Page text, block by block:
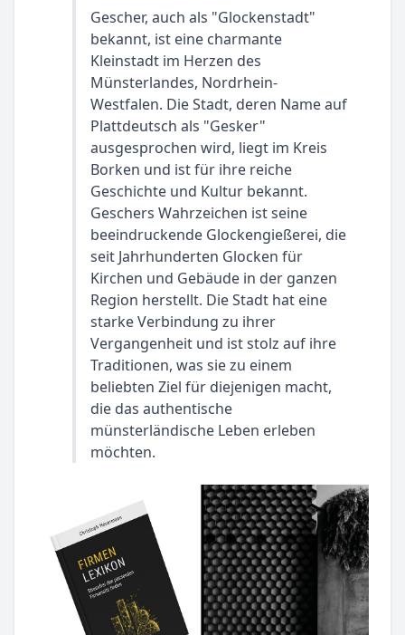
Gescher, auch als "Glockenstadt"
bekannt, ist eine charmante
Kleinstadt im Herzen des
Münsterlandes, Nordrhein-
Westfalen. Die Stadt, deren Name auf
Plattdeutsch als "Gesker"
ausgesprochen wird, liegt im Kreis
Borken und ist für ihre reiche
Geschichte und Kultur bekannt.
Geschers Wahrzeichen ist seine
beeindruckende Glockengießerei, die
seit Jahrhunderten Glocken für
Kirchen und Gebäude in der ganzen
Region herstellt. Die Stadt hat eine
starke Verbindung zu ihrer
Vergangenheit und ist stolz auf ihre
Traditionen, was sie zu einem
beliebten Ziel für diejenigen macht,
die das authentische
münsterländische Leben erleben
möchten.